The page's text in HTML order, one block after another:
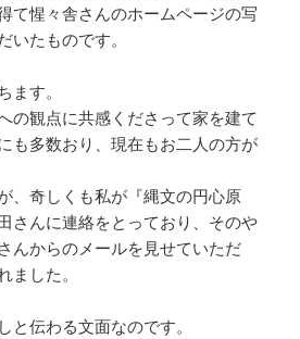
て惺々舎さんのホームページの写
いたものです。
ます。
の観点に共感くださって家を建て
も多数おり、現在もお二人の方が
、奇しくも私が『縄文の円心原
さんに連絡をとっており、そのや
んからのメールを見せていただ
ました。
と伝わる文面なのです。